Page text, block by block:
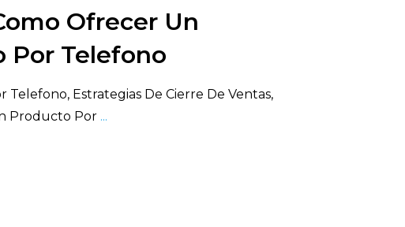
Ofrecer Un
Por Telefono
Telefono, Estrategias De Cierre De Ventas,
Producto Por ...